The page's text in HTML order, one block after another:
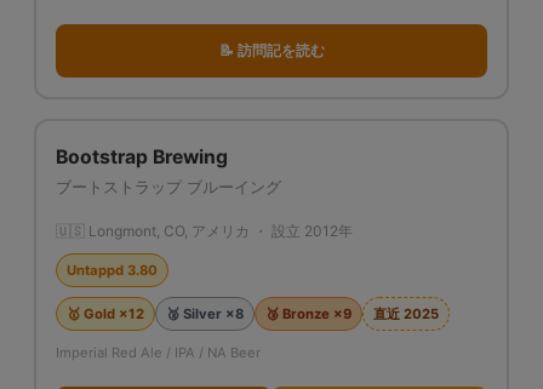
📝 訪問記を読む
Bootstrap Brewing
ブートストラップ ブルーイング
🇺🇸 Longmont, CO, アメリカ ・ 設立 2012年
Untappd 3.80
🥇 Gold ×12 🥈 Silver ×8 🥉 Bronze ×9 直近 2025
Imperial Red Ale / IPA / NA Beer